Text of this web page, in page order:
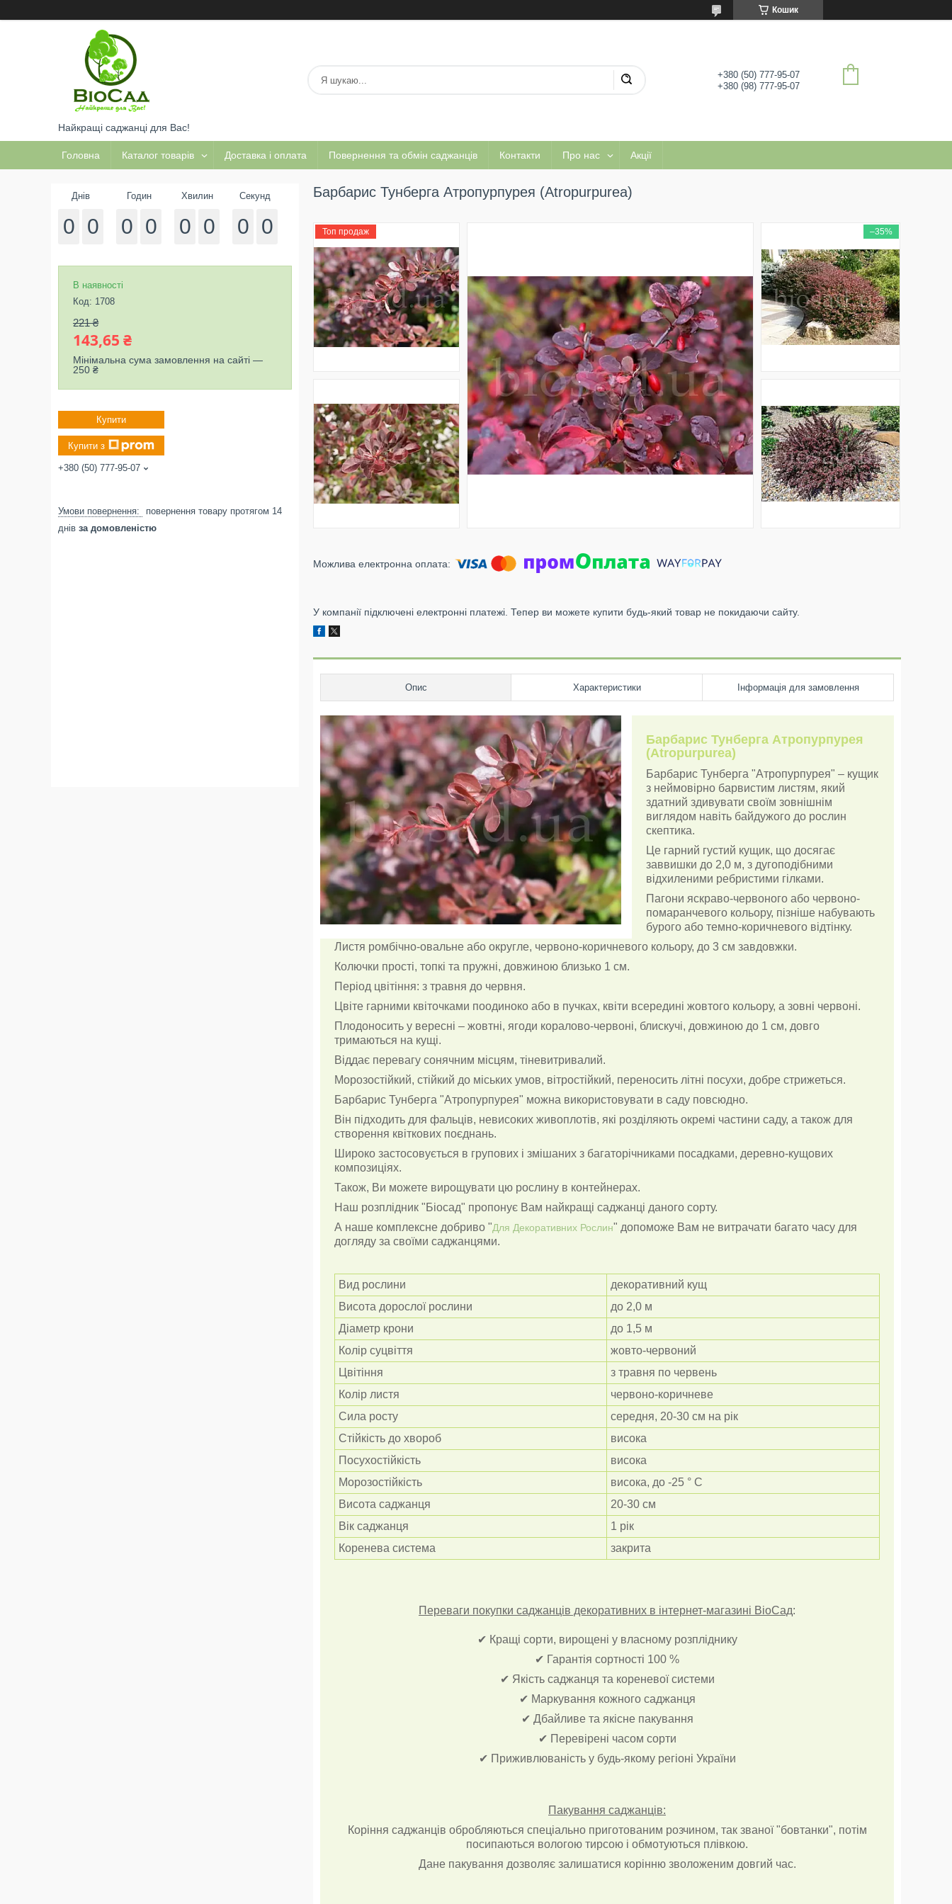
Кошик
Найкращі саджанці для Вас!
+380 (50) 777-95-07
+380 (98) 777-95-07
Головна Каталог товарів Доставка і оплата Повернення та обмін саджанців Контакти Про нас Акції
Барбарис Тунберга Атропурпурея (Atropurpurea)
Топ продаж –35%
У компанії підключені електронні платежі. Тепер ви можете купити будь-який товар не покидаючи сайту.
Опис Характеристики Інформація для замовлення
Барбарис Тунберга Атропурпурея
(Atropurpurea)
Барбарис Тунберга "Атропурпурея" – кущик
з неймовірно барвистим листям, який
здатний здивувати своїм зовнішнім
виглядом навіть байдужого до рослин
скептика.
Це гарний густий кущик, що досягає
заввишки до 2,0 м, з дугоподібними
відхиленими ребристими гілками.
Пагони яскраво-червоного або червоно-
помаранчевого кольору, пізніше набувають
бурого або темно-коричневого відтінку.
Листя ромбічно-овальне або округле, червоно-коричневого кольору, до 3 см завдовжки.
Колючки прості, топкі та пружні, довжиною близько 1 см.
Період цвітіння: з травня до червня.
Цвіте гарними квіточками поодиноко або в пучках, квіти всередині жовтого кольору, а зовні червоні.
Плодоносить у вересні – жовтні, ягоди коралово-червоні, блискучі, довжиною до 1 см, довго
тримаються на кущі.
Віддає перевагу сонячним місцям, тіневитривалий.
Морозостійкий, стійкий до міських умов, вітростійкий, переносить літні посухи, добре стрижеться.
Барбарис Тунберга "Атропурпурея" можна використовувати в саду повсюдно.
Він підходить для фальців, невисоких живоплотів, які розділяють окремі частини саду, а також для
створення квіткових поєднань.
Широко застосовується в групових і змішаних з багаторічниками посадками, деревно-кущових
композиціях.
Також, Ви можете вирощувати цю рослину в контейнерах.
Наш розплідник "Біосад" пропонує Вам найкращі саджанці даного сорту.
А наше комплексне добриво "Для Декоративних Рослин" допоможе Вам не витрачати багато часу для
догляду за своїми саджанцями.
Вид рослини
декоративний кущ
Висота дорослої рослини
до 2,0 м
Діаметр крони
до 1,5 м
Колір суцвіття
жовто-червоний
Цвітіння
з травня по червень
Колір листя
червоно-коричневе
Сила росту
середня, 20-30 см на рік
Стійкість до хвороб
висока
Посухостійкість
висока
Морозостійкість
висока, до -25 ° С
Висота саджанця
20-30 см
Вік саджанця
1 рік
Коренева система
закрита
Переваги покупки саджанців декоративних в інтернет-магазині ВіоСад:
✔ Кращі сорти, вирощені у власному розпліднику
✔ Гарантія сортності 100 %
✔ Якість саджанця та кореневої системи
✔ Маркування кожного саджанця
✔ Дбайливе та якісне пакування
✔ Перевірені часом сорти
✔ Приживлюваність у будь-якому регіоні України
Пакування саджанців:
Коріння саджанців обробляються спеціально приготованим розчином, так званої "бовтанки", потім
посипаються вологою тирсою і обмотуються плівкою.
Дане пакування дозволяє залишатися корінню зволоженим довгий час.
Днів
0 0
Годин
0 0
Хвилин
0 0
Секунд
0 0
В наявності
Код: 1708
221 ₴
143,65 ₴
Мінімальна сума замовлення на сайті —
250 ₴
Купити
Купити з
+380 (50) 777-95-07
повернення товару протягом 14
днів за домовленістю